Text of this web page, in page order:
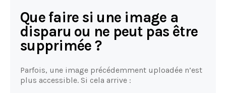
Que faire si une image a
disparu ou ne peut pas être
supprimée ?
Parfois, une image précédemment uploadée n’est
plus accessible. Si cela arrive :